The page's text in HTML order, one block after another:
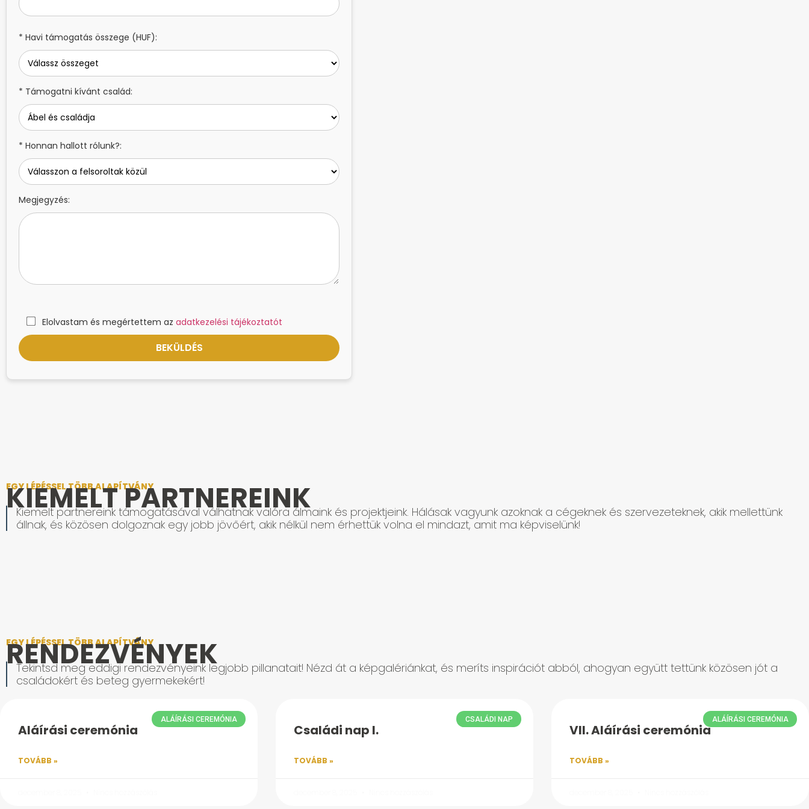
* Havi támogatás összege (HUF):
* Támogatni kívánt család:
* Honnan hallott rólunk?:
Megjegyzés:
Elolvastam és megértettem az adatkezelési tájékoztatót
EGY LÉPÉSSEL TÖBB ALAPÍTVÁNY
KIEMELT PARTNEREINK
Kiemelt partnereink támogatásával válhatnak valóra álmaink és projektjeink. Hálásak vagyunk azoknak a cégeknek és szervezeteknek, akik mellettünk
állnak, és közösen dolgoznak egy jobb jövőért, akik nélkül nem érhettük volna el mindazt, amit ma képviselünk!
EGY LÉPÉSSEL TÖBB ALAPÍTVÁNY
RENDEZVÉNYEK
Tekintsd meg eddigi rendezvényeink legjobb pillanatait! Nézd át a képgalériánkat, és meríts inspirációt abból, ahogyan együtt tettünk közösen jót a
családokért és beteg gyermekekért!
ALÁÍRÁSI CEREMÓNIA
Aláírási ceremónia
TOVÁBB »
CSALÁDI NAP
Családi nap I.
TOVÁBB »
ALÁÍRÁSI CEREMÓNIA
VII. Aláírási ceremónia
TOVÁBB »